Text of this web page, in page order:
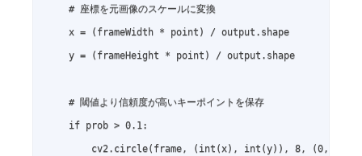
    # 座標を元画像のスケールに変換
    x = (frameWidth * point) / output.shape
    y = (frameHeight * point) / output.shape
    # 閾値より信頼度が高いキーポイントを保存
    if prob > 0.1:
cv2.circle(frame, (int(x), int(y)), 8, (0,